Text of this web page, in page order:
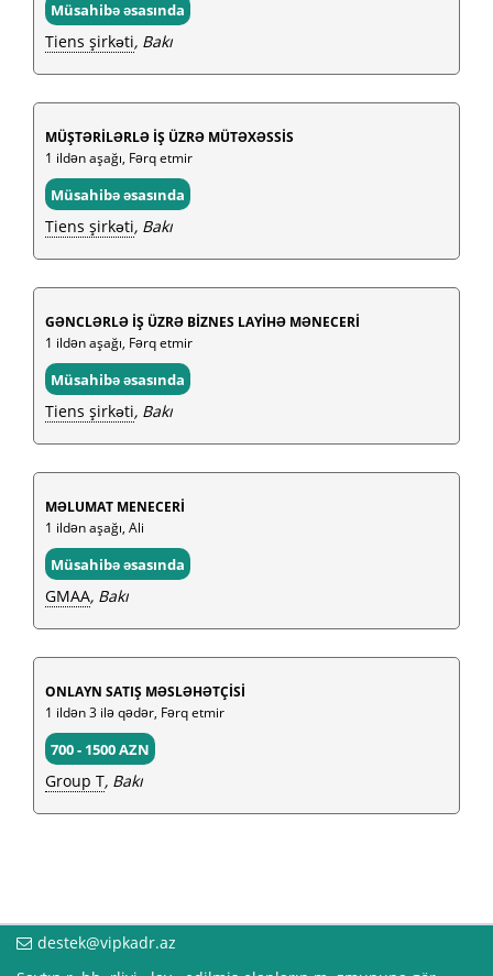
Müsahibə əsasında
Tiens şirkəti, Bakı
MÜŞTƏRİLƏRLƏ İŞ ÜZRƏ MÜTƏXƏSSİS
1 ildən aşağı, Fərq etmir
Müsahibə əsasında
Tiens şirkəti, Bakı
GƏNCLƏRLƏ İŞ ÜZRƏ BİZNES LAYİHƏ MƏNECERİ
1 ildən aşağı, Fərq etmir
Müsahibə əsasında
Tiens şirkəti, Bakı
MƏLUMAT MENECERİ
1 ildən aşağı, Ali
Müsahibə əsasında
GMAA, Bakı
ONLAYN SATIŞ MƏSLƏHƏTÇİSİ
1 ildən 3 ilə qədər, Fərq etmir
700 - 1500 AZN
Group T, Bakı
destek@vipkadr.az